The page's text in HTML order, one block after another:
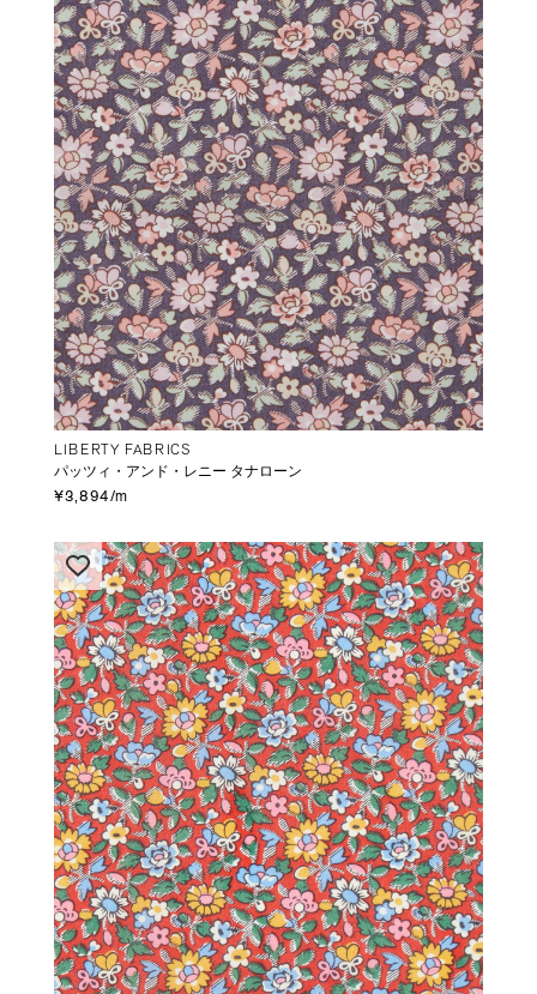
LIBERTY FABRICS
パッツィ・アンド・レニー タナローン
¥3,894/m